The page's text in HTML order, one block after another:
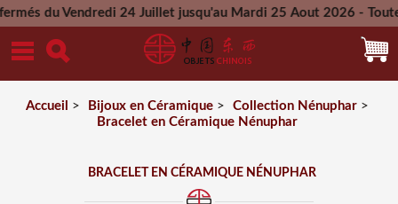
du Vendredi 24 Juillet jusqu'au Mardi 25 Aout 2026 - Toutes
Mercredi 26 Aout 2026
Accueil > Bijoux en Céramique> Collection Nénuphar>
Bracelet en Céramique Nénuphar
BRACELET EN CÉRAMIQUE NÉNUPHAR